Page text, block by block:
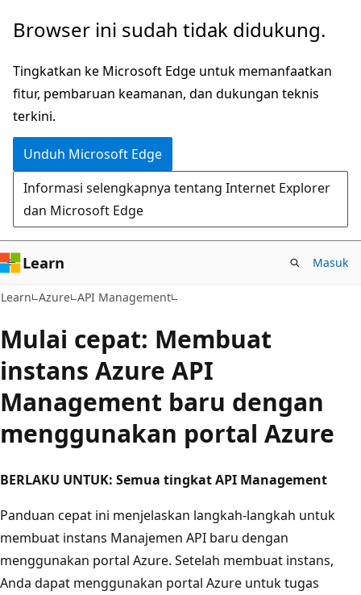
Lompati
konten
utama
Browser ini sudah tidak didukung.
Tingkatkan ke Microsoft Edge untuk memanfaatkan
fitur, pembaruan keamanan, dan dukungan teknis
terkini.
Unduh Microsoft Edge
Informasi selengkapnya tentang Internet Explorer
dan Microsoft Edge
Learn Masuk
Learn Azure API Management
Mulai cepat: Membuat
instans Azure API
Management baru dengan
menggunakan portal Azure
BERLAKU UNTUK: Semua tingkat API Management
Panduan cepat ini menjelaskan langkah-langkah untuk
membuat instans Manajemen API baru dengan
menggunakan portal Azure. Setelah membuat instans,
Anda dapat menggunakan portal Azure untuk tugas